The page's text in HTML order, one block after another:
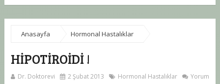
Anasayfa Hormonal Hastalıklar
HIPOTIROIDI !
Dr. Doktorevi 2 Şubat 2013 Hormonal Hastalıklar
Yorum